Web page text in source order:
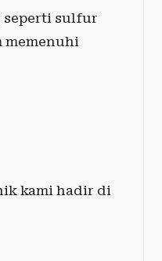
seperti sulfur
memenuhi
kami hadir di